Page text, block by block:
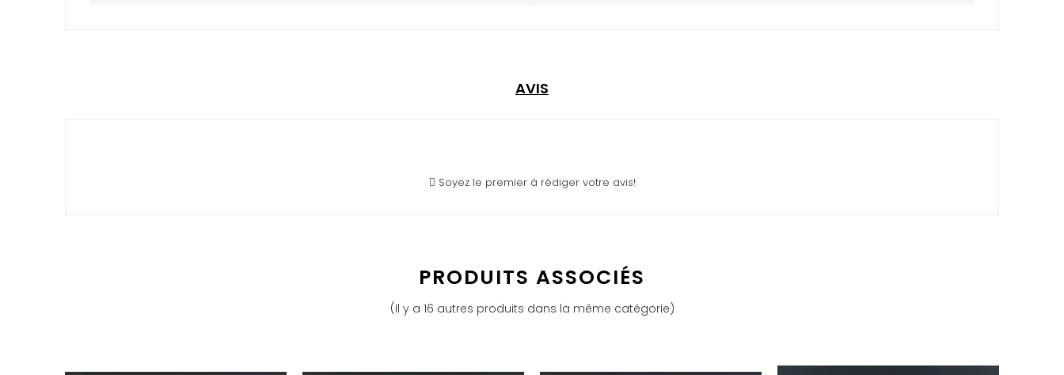
AVIS
Soyez le premier à rédiger votre avis!
PRODUITS ASSOCIÉS
(Il y a 16 autres produits dans la même catégorie)